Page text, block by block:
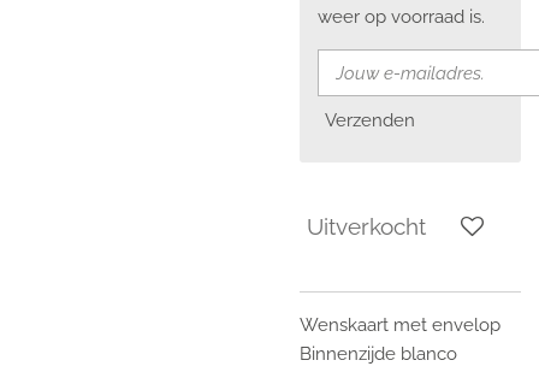
weer op voorraad is.
Verzenden
Uitverkocht
Wenskaart met envelop
Binnenzijde blanco